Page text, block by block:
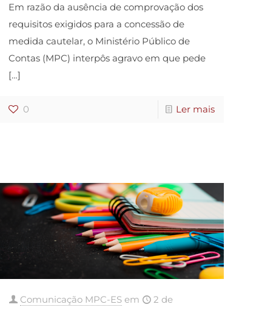
Em razão da ausência de comprovação dos
requisitos exigidos para a concessão de
medida cautelar, o Ministério Público de
Contas (MPC) interpôs agravo em que pede
[…]
0 Ler mais
Comunicação MPC-ES em
2 de